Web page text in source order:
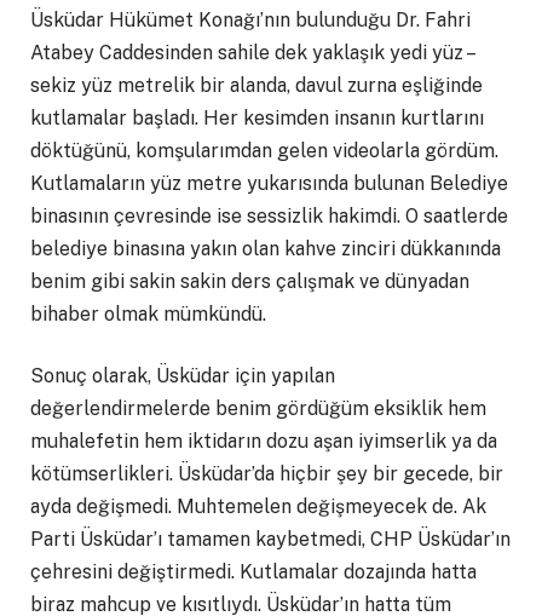
Üsküdar Hükümet Konağı’nın bulunduğu Dr. Fahri
Atabey Caddesinden sahile dek yaklaşık yedi yüz –
sekiz yüz metrelik bir alanda, davul zurna eşliğinde
kutlamalar başladı. Her kesimden insanın kurtlarını
döktüğünü, komşularımdan gelen videolarla gördüm.
Kutlamaların yüz metre yukarısında bulunan Belediye
binasının çevresinde ise sessizlik hakimdi. O saatlerde
belediye binasına yakın olan kahve zinciri dükkanında
benim gibi sakin sakin ders çalışmak ve dünyadan
bihaber olmak mümkündü.
Sonuç olarak, Üsküdar için yapılan
değerlendirmelerde benim gördüğüm eksiklik hem
muhalefetin hem iktidarın dozu aşan iyimserlik ya da
kötümserlikleri. Üsküdar’da hiçbir şey bir gecede, bir
ayda değişmedi. Muhtemelen değişmeyecek de. Ak
Parti Üsküdar’ı tamamen kaybetmedi, CHP Üsküdar’ın
çehresini değiştirmedi. Kutlamalar dozajında hatta
biraz mahcup ve kısıtlıydı. Üsküdar’ın hatta tüm